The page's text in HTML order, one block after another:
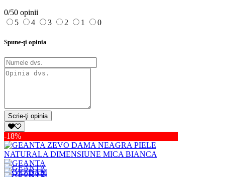
0/50 opinii
5
4 3 2 1 0
Spune-ţi opinia
Scrie-ţi opinia
-18%